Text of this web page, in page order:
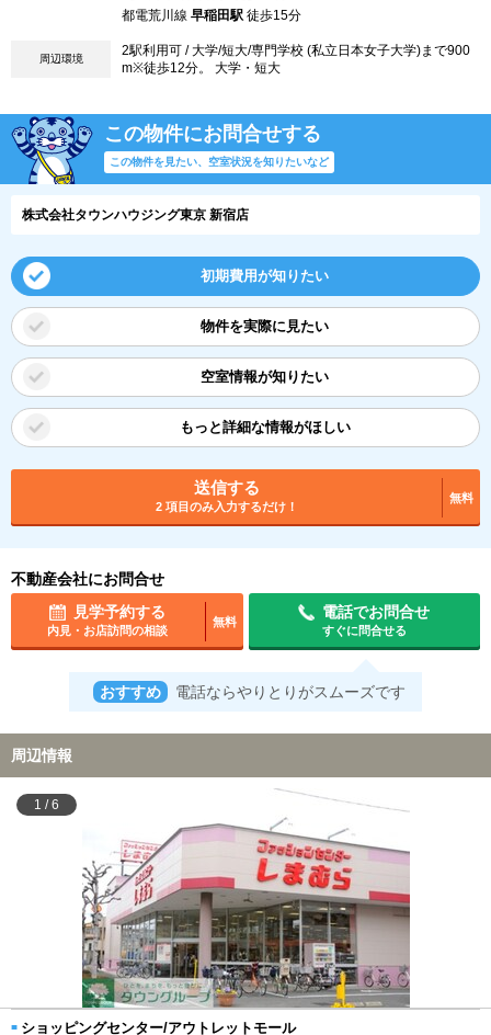
都電荒川線 早稲田駅 徒歩15分
周辺環境
2駅利用可 / 大学/短大/専門学校 (私立日本女子大学)まで900
m※徒歩12分。 大学・短大
この物件にお問合せする
この物件を見たい、空室状況を知りたいなど
株式会社タウンハウジング東京 新宿店
初期費用が知りたい
物件を実際に見たい
空室情報が知りたい
もっと詳細な情報がほしい
送信する
2 項目のみ入力するだけ！
無料
不動産会社にお問合せ
見学予約する
内見・お店訪問の相談
無料
電話でお問合せ
すぐに問合せる
おすすめ 電話ならやりとりがスムーズです
周辺情報
1 /6
ショッピングセンター/アウトレットモール